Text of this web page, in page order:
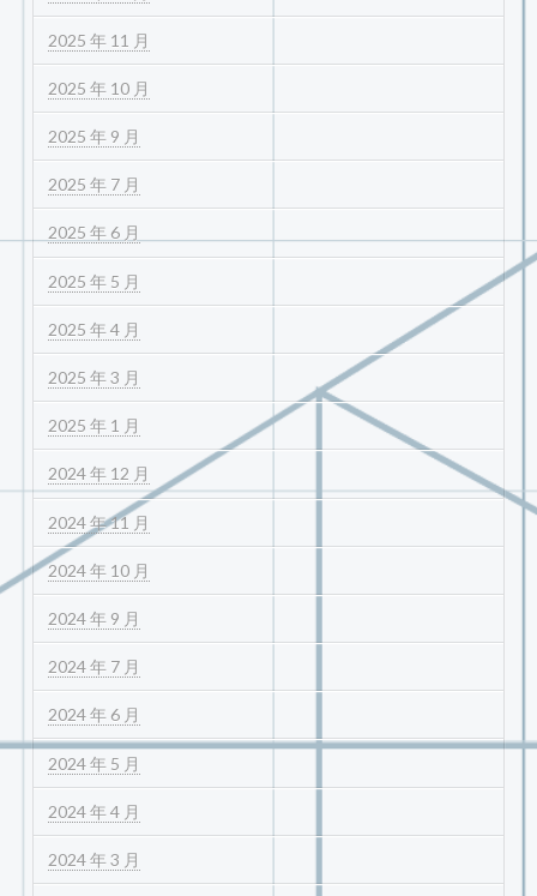
2025 年 11 月
2025 年 10 月
2025 年 9 月
2025 年 7 月
2025 年 6 月
2025 年 5 月
2025 年 4 月
2025 年 3 月
2025 年 1 月
2024 年 12 月
2024 年 11 月
2024 年 10 月
2024 年 9 月
2024 年 7 月
2024 年 6 月
2024 年 5 月
2024 年 4 月
2024 年 3 月